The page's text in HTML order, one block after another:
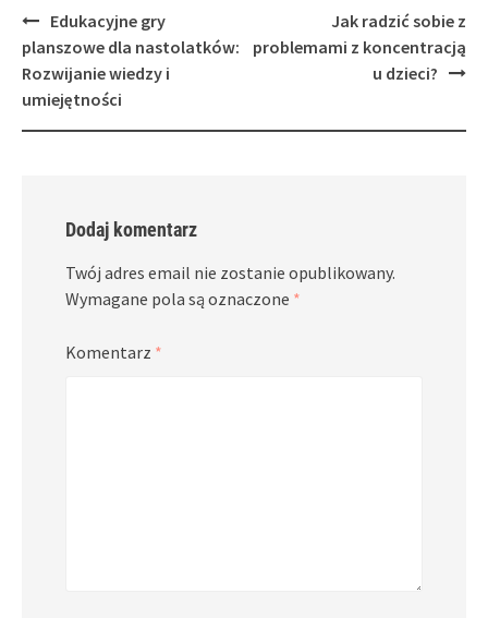
Post
navigation
Edukacyjne gry
planszowe dla nastolatków:
Rozwijanie wiedzy i
umiejętności
Jak radzić sobie z
problemami z koncentracją
u dzieci?
Dodaj komentarz
Twój adres email nie zostanie opublikowany.
Wymagane pola są oznaczone *
Komentarz *